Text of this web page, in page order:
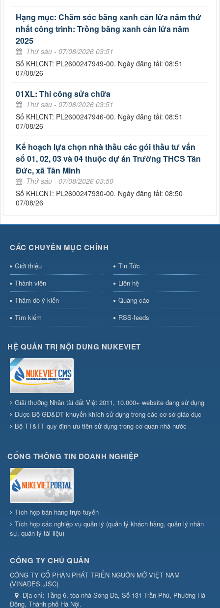
Hạng mục: Chăm sóc băng xanh cản lửa năm thứ
nhất công trình: Trồng băng xanh cản lửa năm
2025
Thứ sáu - 07/08/2026 03:51
Số KHLCNT: PL2600247949-00. Ngày đăng tải: 08:51
07/08/26
01XL: Thi công sửa chữa
Thứ sáu - 07/08/2026 03:51
Số KHLCNT: PL2600247946-00. Ngày đăng tải: 08:51
07/08/26
Kế hoạch lựa chọn nhà thầu các gói thầu tư vấn
số 01, 02, 03 và 04 thuộc dự án Trường THCS Tân
Đức, xã Tân Minh
Thứ sáu - 07/08/2026 03:50
Số KHLCNT: PL2600247930-00. Ngày đăng tải: 08:50
07/08/26
CÁC CHUYÊN MỤC CHÍNH
Giới thiệu
Tin Tức
Thành viên
Liên hệ
Thăm dò ý kiến
Quảng cáo
Tìm kiếm
RSS-feeds
HỆ QUẢN TRỊ NỘI DUNG NUKEVIET
Giải thưởng Nhân tài đất Việt 2011, 10.000+ website đang sử dụng
Được Bộ GD&ĐT khuyến khích sử dụng trong các cơ sở giáo dục
Bộ TT&TT quy định ưu tiên sử dụng trong cơ quan nhà nước
CỔNG THÔNG TIN DOANH NGHIỆP
Tích hợp bán hàng trực tuyến
Tích hợp các nghiệp vụ quản lý (quản lý khách hàng, quản lý nhân
sự, quản lý tài liệu)
CÔNG TY CHỦ QUẢN
CÔNG TY CỔ PHẦN PHÁT TRIỂN NGUỒN MỞ VIỆT NAM
(VINADES.,JSC)
Địa chỉ: Tầng 6, tòa nhà Sông Đà, Số 131 Trần Phú, Phường Hà
Đông, Thành phố Hà Nội.